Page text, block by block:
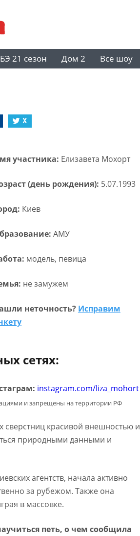
БЭ 21 сезон Дом 2 Все шоу
X
участника: Елизавета Мохорт
(день рождения): 5.07.1993
Киев
АМУ
модель, певица
не замужем
неточность? Исправим
сетях:
instagram.com/liza_mohort
и запрещены на территории РФ
сверстниц красивой внешностью и
природными данными и
агентств, начала активно
за рубежом. Также она
в массовке.
петь, о чем сообщила